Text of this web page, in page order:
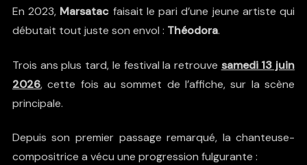
En 2023, Marsatac faisait le pari d’une jeune artiste qui
débutait tout juste son envol : Théodora.
Trois ans plus tard, le festival la retrouve samedi 13 juin
2026, cette fois au sommet de l’affiche, sur la scène
principale.
Depuis son premier passage remarqué, la chanteuse-
compositrice a vécu une progression fulgurante :